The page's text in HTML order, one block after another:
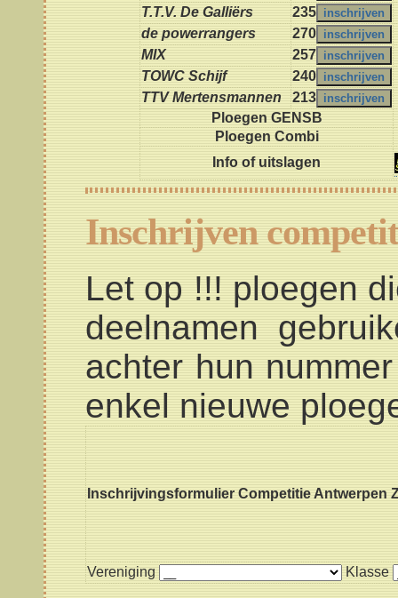
T.T.V. De Galliërs
235
de powerrangers
270
MIX
257
TOWC Schijf
240
TTV Mertensmannen
213
Ploegen GENSB
Ploegen Combi
Info of uitslagen
Inschrijven
Let op !!! ploegen
deelnamen
achter hun
enkel nieuwe
Inschrijvingsformulier Competitie Antwerpen
Vereniging Klasse